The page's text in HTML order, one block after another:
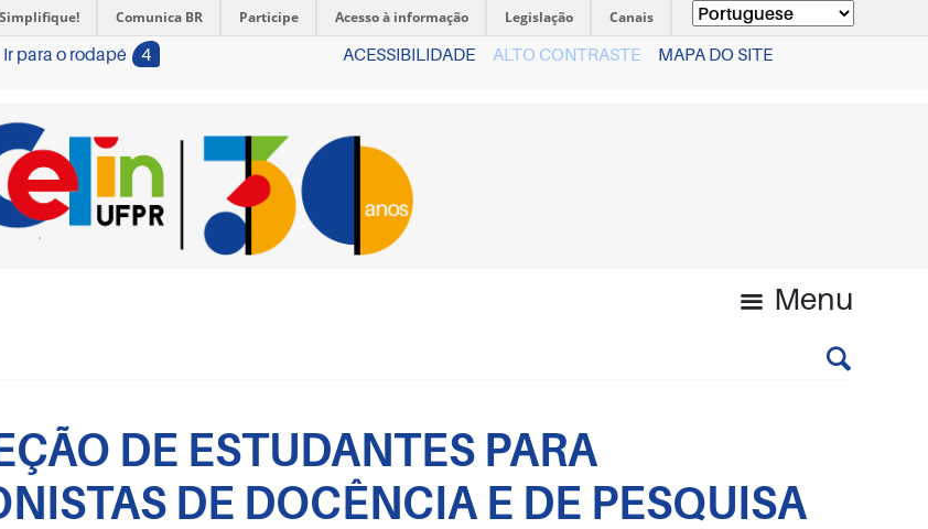
Simplifique! Comunica BR Participe Acesso à informação Legislação Canais
Ir para o rodapé 4 ACESSIBILIDADE ALTO CONTRASTE MAPA DO SITE
Menu
DE ESTUDANTES PARA
DE DOCÊNCIA E DE PESQUISA